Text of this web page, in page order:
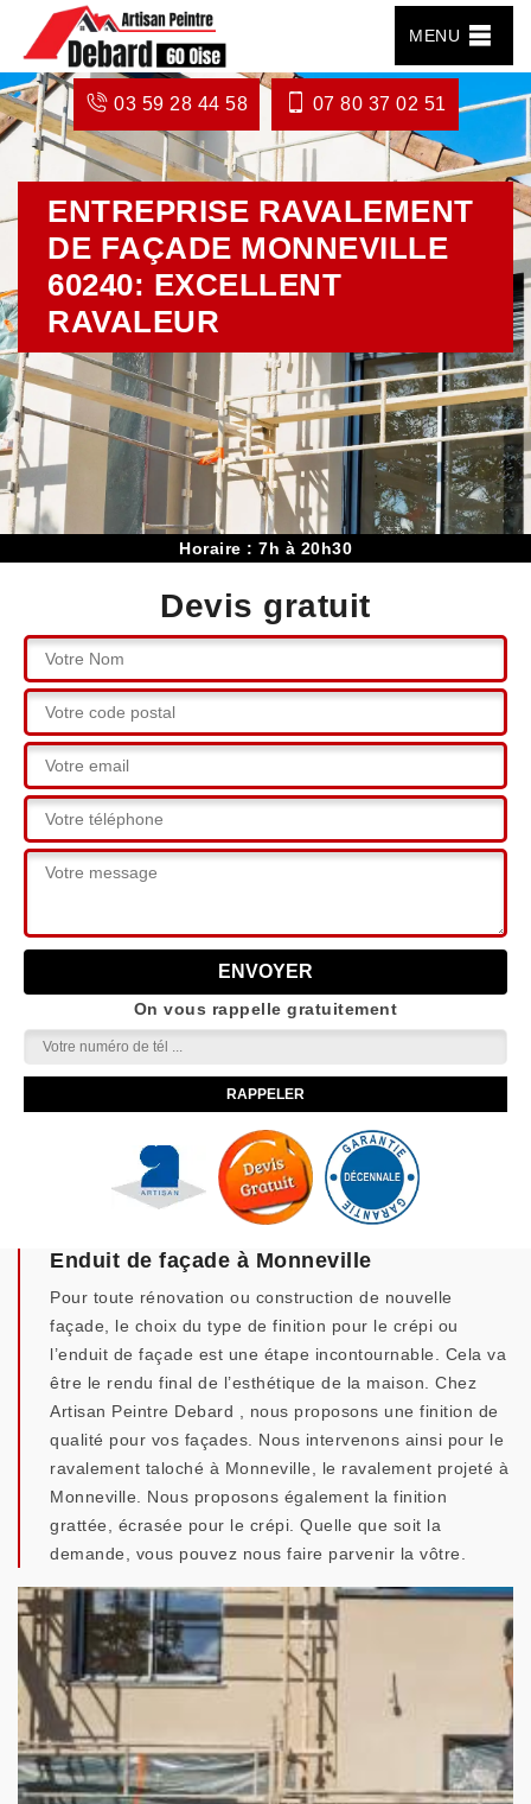
MENU
03 59 28 44 58 07 80 37 02 51
ENTREPRISE RAVALEMENT
DE FAÇADE MONNEVILLE
60240: EXCELLENT
RAVALEUR
Horaire : 7h à 20h30
Devis gratuit
On vous rappelle gratuitement
Enduit de façade à Monneville
Pour toute rénovation ou construction de nouvelle
façade, le choix du type de finition pour le crépi ou
l’enduit de façade est une étape incontournable. Cela va
être le rendu final de l’esthétique de la maison. Chez
Artisan Peintre Debard , nous proposons une finition de
qualité pour vos façades. Nous intervenons ainsi pour le
ravalement taloché à Monneville, le ravalement projeté à
Monneville. Nous proposons également la finition
grattée, écrasée pour le crépi. Quelle que soit la
demande, vous pouvez nous faire parvenir la vôtre.